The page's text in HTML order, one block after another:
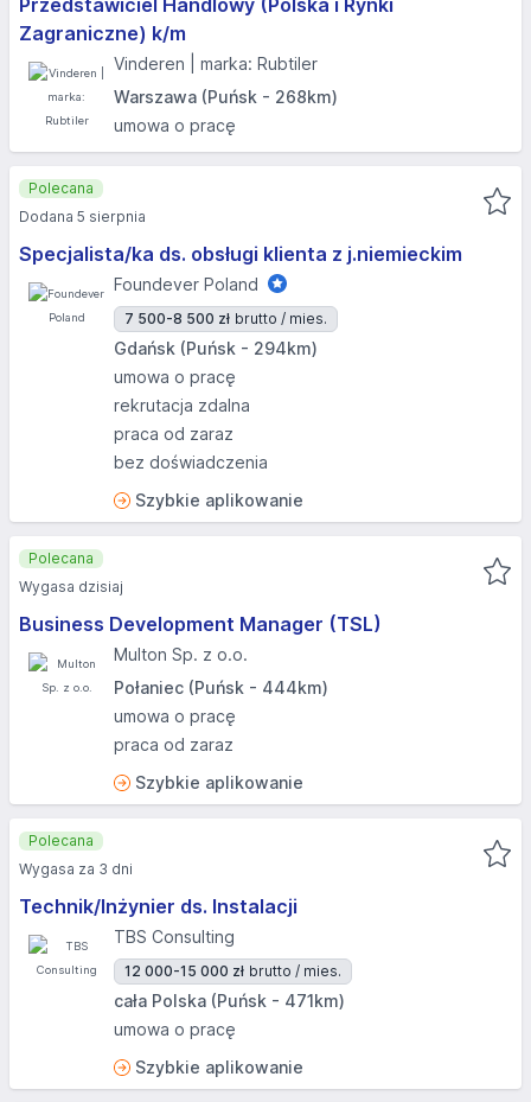
Przedstawiciel Handlowy (Polska i Rynki
Zagraniczne) k/m
Vinderen | marka: Rubtiler
Warszawa (Puńsk - 268km)
umowa o pracę
Specjalista/ka ds. obsługi klienta z j.niemieckim
Foundever Poland
7 500-8 500 zł brutto / mies.
Gdańsk (Puńsk - 294km)
umowa o pracę
rekrutacja zdalna
praca od zaraz
bez doświadczenia
Szybkie aplikowanie
Polecana
Dodana 5 sierpnia
Business Development Manager (TSL)
Multon Sp. z o.o.
Połaniec (Puńsk - 444km)
umowa o pracę
praca od zaraz
Szybkie aplikowanie
Polecana
Wygasa dzisiaj
Technik/Inżynier ds. Instalacji
TBS Consulting
12 000-15 000 zł brutto / mies.
cała Polska (Puńsk - 471km)
umowa o pracę
Szybkie aplikowanie
Polecana
Wygasa za 3 dni